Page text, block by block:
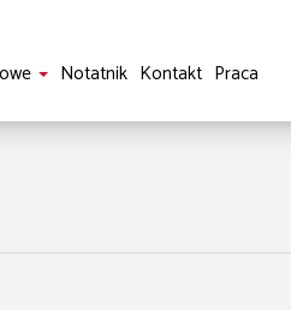
Notatnik Kontakt Praca